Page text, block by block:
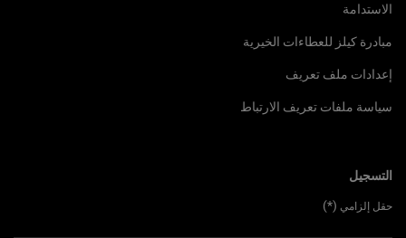
الاستدامة
مبادرة كيلز للعطاءات الخيرية
إعدادات ملف تعريف
سياسة ملفات تعريف الارتباط
التسجيل
حقل إلزامي (*)